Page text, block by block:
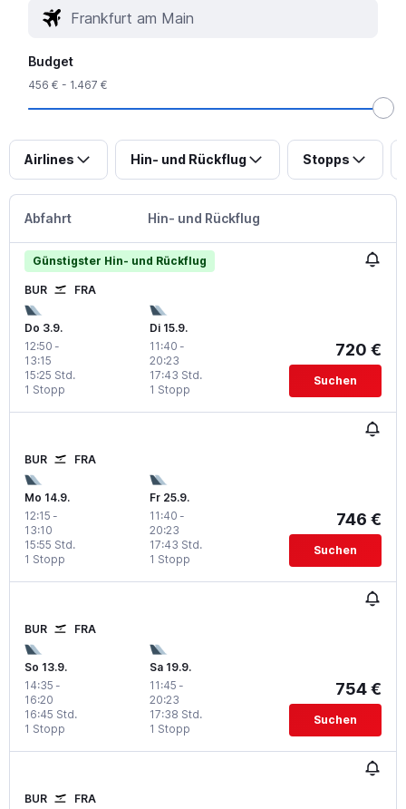
Budget
456 € - 1.467 €
Airlines Hin- und Rückflug Stopps
Abfahrt Hin- und Rückflug
Günstigster Hin- und Rückflug
BUR FRA
Do 3.9.
12:50 -
13:15
1 Stopp
15:25 Std.
Di 15.9.
11:40 -
20:23
1 Stopp
17:43 Std.
720 €
Suchen
BUR FRA
Mo 14.9.
12:15 -
13:10
1 Stopp
15:55 Std.
Fr 25.9.
11:40 -
20:23
1 Stopp
17:43 Std.
746 €
Suchen
BUR FRA
So 13.9.
14:35 -
16:20
1 Stopp
16:45 Std.
Sa 19.9.
11:45 -
20:23
1 Stopp
17:38 Std.
754 €
Suchen
BUR FRA